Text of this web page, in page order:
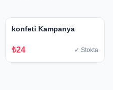
konfeti Kampanya
₺24 ✓ Stokta